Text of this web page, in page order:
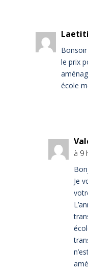
le prix
école
à 9
Je